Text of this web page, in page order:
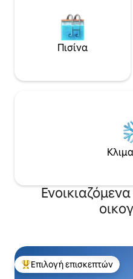
Πισίνα
Κορυφαία επιλογή
Επιλογή επισκεπτών